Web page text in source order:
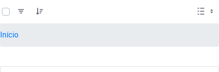
Pular para o Conteúdo principal
teste descricao
Início